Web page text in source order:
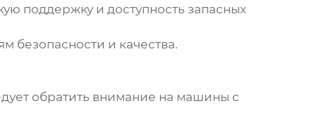
поддержку и доступность запасных
безопасности и качества.
обратить внимание на машины с